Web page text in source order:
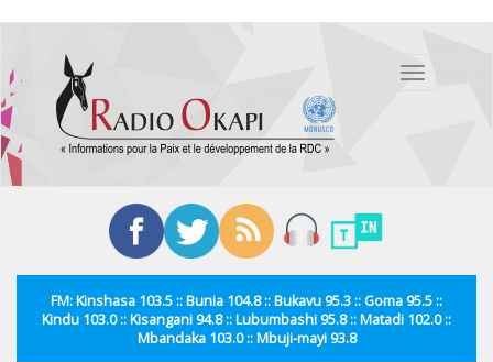
contenu
principal
Toggle
FM: Kinshasa 103.5 :: Bunia 104.8 :: Bukavu 95.3 :: Goma 95.5 ::
Kindu 103.0 :: Kisangani 94.8 :: Lubumbashi 95.8 :: Matadi 102.0 ::
Mbandaka 103.0 :: Mbuji-mayi 93.8